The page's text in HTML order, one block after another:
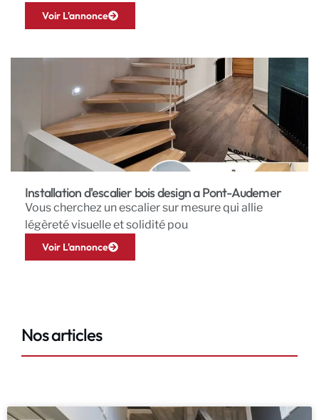
Voir L'annonce
Installation d'escalier bois design a Pont-Audemer
Vous cherchez un escalier sur mesure qui allie
légèreté visuelle et solidité pou
Voir L'annonce
Nos articles